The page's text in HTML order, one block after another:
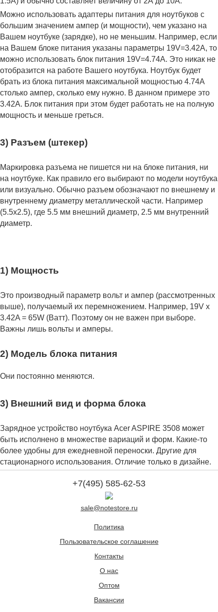
Можно использовать адаптеры питания для ноутбуков с
большим значением ампер (и мощности), чем указано на
Вашем ноутбуке (зарядке), но не меньшим. Например, если
на Вашем блоке питания указаны параметры 19V=3.42A, то
можно использовать блок питания 19V=4.74A. Это никак не
отобразится на работе Вашего ноутбука. Ноутбук будет
брать из блока питания максимальной мощностью 4.74А
столько ампер, сколько ему нужно. В данном примере это
3.42А. Блок питания при этом будет работать не на полную
мощность и меньше греться.
3) Разъем (штекер)
Маркировка разъема не пишется ни на блоке питания, ни
на ноутбуке. Как правило его выбирают по модели ноутбука
или визуально. Обычно разъем обозначают по внешнему и
внутреннему диаметру металлической части. Например
(5.5x2.5), где 5.5 мм внешний диаметр, 2.5 мм внутренний
диаметр.
1) Мощность
Это производный параметр вольт и ампер (рассмотренных
выше), получаемый их перемножением. Например, 19V x
3.42A = 65W (Ватт). Поэтому он не важен при выборе.
Важны лишь вольты и амперы.
2) Модель блока питания
Они постоянно меняются.
3) Внешний вид и форма блока
Зарядное устройство ноутбука Acer ASPIRE 3508 может
быть исполнено в множестве вариаций и форм. Какие-то
более удобны для ежедневной переноски. Другие для
стационарного использования. Отличие только в дизайне.
+7(495) 585-62-53
sale@notestore.ru
Политика
Пользовательское соглашение
Контакты
О нас
Оптом
Вакансии